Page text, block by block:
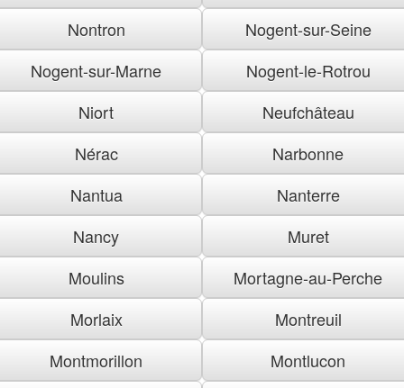
Nontron
Nogent-sur-Seine
Nogent-sur-Marne
Nogent-le-Rotrou
Niort
Neufchâteau
Nérac
Narbonne
Nantua
Nanterre
Nancy
Muret
Moulins
Mortagne-au-Perche
Morlaix
Montreuil
Montmorillon
Montlucon